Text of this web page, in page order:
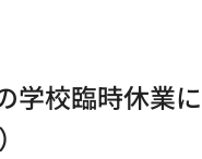
学校臨時休業